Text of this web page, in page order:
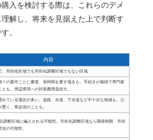
入を検討する際は、これらのデメ
解し、将来を見据えた上で判断す
。
内容
、市街化区域でも市街化調整区域でもない区域
々の案件ごとに審査、長時間を要す場合も。手続きが複雑で専門家
とも。周辺環境への対策費用負担大。
れている場合が多い。道路、水道、下水道など不十分な地域も。公
く、車必須のことも。
調整区域に編入される可能性。市街化調整区域なら開発制限、市街
の可能性。